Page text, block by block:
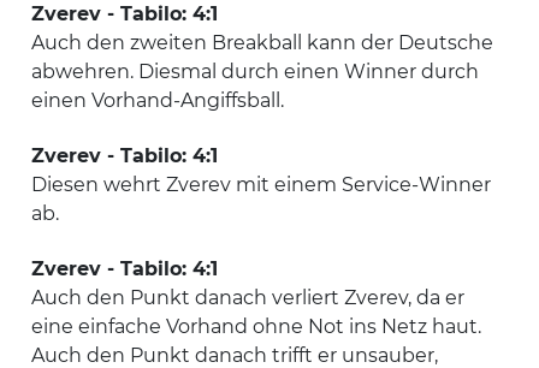
Zverev - Tabilo: 4:1
Auch den zweiten Breakball kann der Deutsche
abwehren. Diesmal durch einen Winner durch
einen Vorhand-Angiffsball.
Zverev - Tabilo: 4:1
Diesen wehrt Zverev mit einem Service-Winner
ab.
Zverev - Tabilo: 4:1
Auch den Punkt danach verliert Zverev, da er
eine einfache Vorhand ohne Not ins Netz haut.
Auch den Punkt danach trifft er unsauber,